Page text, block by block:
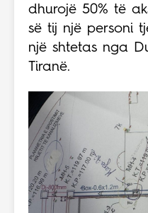
dhurojë 50% të
së tij një personi
një shtetas nga
Tiranë.